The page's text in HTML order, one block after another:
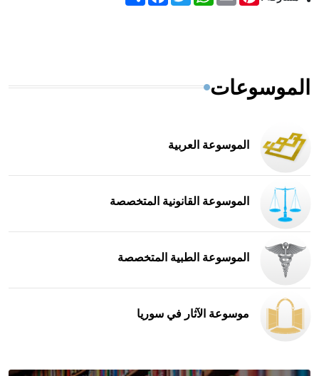
الموسوعات
الموسوعة العربية
الموسوعة القانونية المتخصصة
الموسوعة الطبية المتخصصة
موسوعة الآثار في سوريا